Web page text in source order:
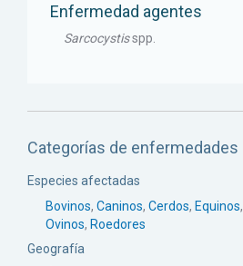
Enfermedad agentes
Sarcocystisspp.
Categorías de enfermedades
Especies afectadas
Bovinos, Caninos, Cerdos, Equinos,
Ovinos, Roedores
Geografía